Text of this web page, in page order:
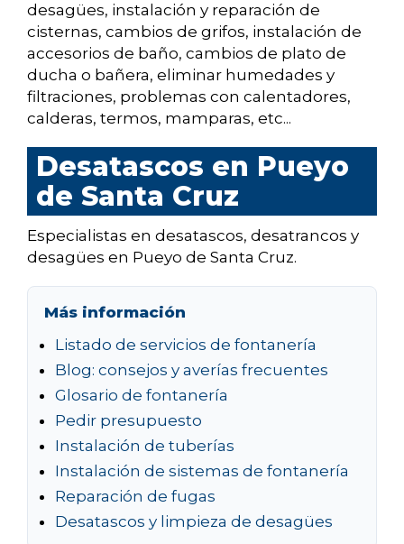
desagües, instalación y reparación de
cisternas, cambios de grifos, instalación de
accesorios de baño, cambios de plato de
ducha o bañera, eliminar humedades y
filtraciones, problemas con calentadores,
calderas, termos, mamparas, etc...
Desatascos en Pueyo
de Santa Cruz
Especialistas en desatascos, desatrancos y
desagües en Pueyo de Santa Cruz.
Más información
Listado de servicios de fontanería
Blog: consejos y averías frecuentes
Glosario de fontanería
Pedir presupuesto
Instalación de tuberías
Instalación de sistemas de fontanería
Reparación de fugas
Desatascos y limpieza de desagües